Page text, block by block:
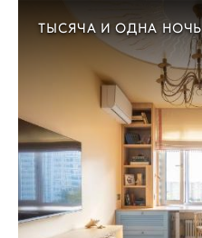
ТЫСЯЧА И ОДНА НОЧЬ